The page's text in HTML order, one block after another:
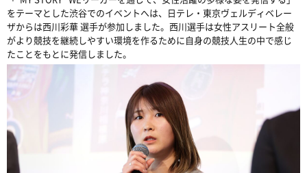
をテーマとした渋谷でのイベントへは、日テレ・東京ヴェルディベレー
ザからは西川彩華 選手が参加しました。西川選手は女性アスリート全般
がより競技を継続しやすい環境を作るために自身の競技人生の中で感じ
たことをもとに発信しました。